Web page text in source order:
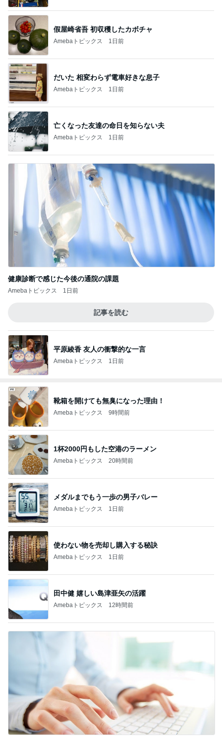
假屋崎省吾 初収穫したカボチャ
Amebaトピックス 1日前
だいた 相変わらず電車好きな息子
Amebaトピックス 1日前
亡くなった友達の命日を知らない夫
Amebaトピックス 1日前
健康診断で感じた今後の通院の課題
Amebaトピックス 1日前
記事を読む
平原綾香 友人の衝撃的な一言
Amebaトピックス 1日前
靴箱を開けても無臭になった理由！
Amebaトピックス 9時間前
1杯2000円もした空港のラーメン
Amebaトピックス 20時間前
メダルまでもう一歩の男子バレー
Amebaトピックス 1日前
使わない物を売却し購入する秘訣
Amebaトピックス 1日前
田中健 嬉しい島津亜矢の活躍
Amebaトピックス 12時間前